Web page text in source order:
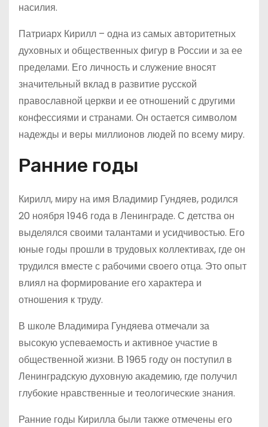
насилия.
Патриарх Кирилл – одна из самых авторитетных
духовных и общественных фигур в России и за ее
пределами. Его личность и служение вносят
значительный вклад в развитие русской
православной церкви и ее отношений с другими
конфессиями и странами. Он остается символом
надежды и веры миллионов людей по всему миру.
Ранние годы
Кирилл, миру на имя Владимир Гундяев, родился
20 ноября 1946 года в Ленинграде. С детства он
выделялся своими талантами и усидчивостью. Его
юные годы прошли в трудовых коллективах, где он
трудился вместе с рабочими своего отца. Это опыт
влиял на формирование его характера и
отношения к труду.
В школе Владимира Гундяева отмечали за
высокую успеваемость и активное участие в
общественной жизни. В 1965 году он поступил в
Ленинградскую духовную академию, где получил
глубокие нравственные и теологические знания.
Ранние годы Кирилла были также отмечены его